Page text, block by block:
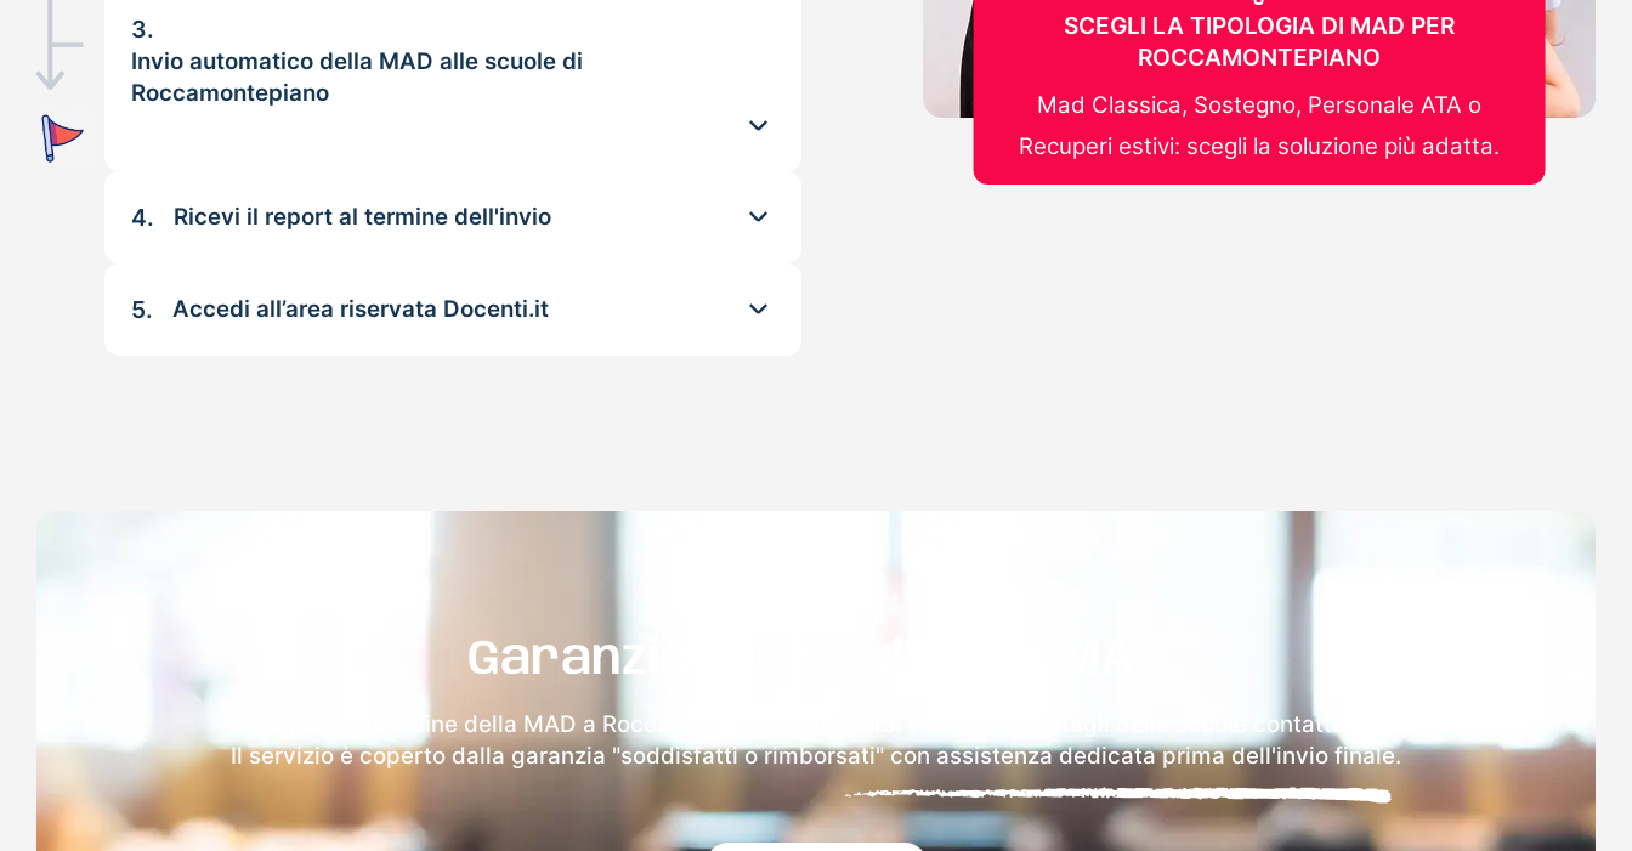
3.
Invio automatico della MAD alle scuole di
Roccamontepiano
4. Ricevi il report al termine dell'invio
5. Accedi all’area riservata Docenti.it
SCEGLI LA TIPOLOGIA DI MAD PER
ROCCAMONTEPIANO
Mad Classica, Sostegno, Personale ATA o
Recuperi estivi: scegli la soluzione più adatta.
Garanzia 100% sulla tua MAD
Dopo l'invio online della MAD a Roccamontepiano riceverai via email i dettagli delle scuole contattate.
Il servizio è coperto dalla garanzia "soddisfatti o rimborsati" con assistenza dedicata prima dell'invio finale.